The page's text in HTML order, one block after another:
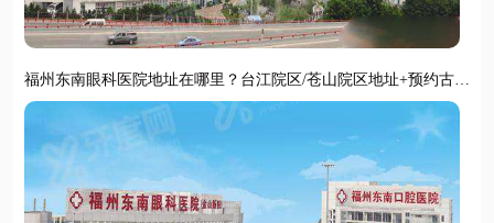
福州东南眼科医院地址在哪里？台江院区/苍山院区地址+预约古挂
号便捷